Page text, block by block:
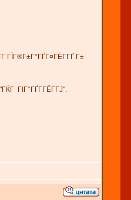
ГЇГ®Г±Г°ГҐГ¤ГЁГ­ГҐ Г±
ГІГ°ГҐГ­ГЁГ­ГЈ".